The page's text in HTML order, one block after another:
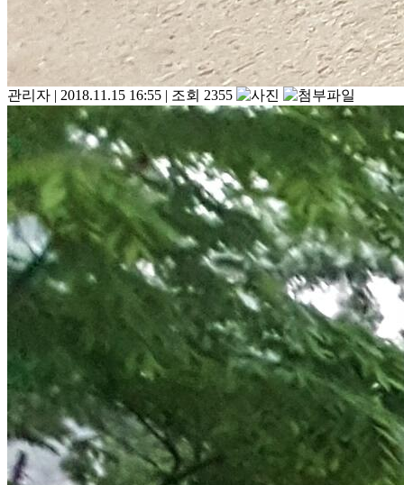
관리자 | 2018.11.15 16:55 | 조회 2355